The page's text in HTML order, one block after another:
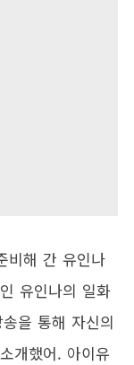
비해 간 유인나
유인나의 일화
을 통해 자신의
개했어. 아이유